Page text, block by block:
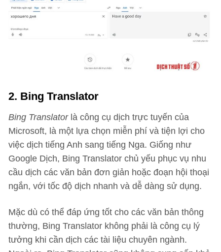
2. Bing Translator
Bing Translatorlà công cụ dịch trực tuyến của
Microsoft, là một lựa chọn miễn phí và tiện lợi cho
việc dịch tiếng Anh sang tiếng Nga. Giống như
Google Dịch, Bing Translator chủ yếu phục vụ nhu
cầu dịch các văn bản đơn giản hoặc đoạn hội thoại
ngắn, với tốc độ dịch nhanh và dễ dàng sử dụng.
Mặc dù có thể đáp ứng tốt cho các văn bản thông
thường, Bing Translator không phải là công cụ lý
tưởng khi cần dịch các tài liệu chuyên ngành.